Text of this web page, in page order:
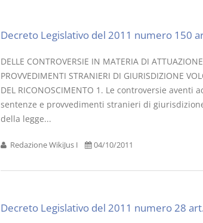
Decreto Legislativo del 2011 numero 150
DELLE CONTROVERSIE IN MATERIA DI
PROVVEDIMENTI STRANIERI DI GIURISDIZIONE
DEL RICONOSCIMENTO 1. Le controversie aventi
sentenze e provvedimenti stranieri di
della legge...
Redazione WikiJus I 04/10/2011
Decreto Legislativo del 2011 numero 28